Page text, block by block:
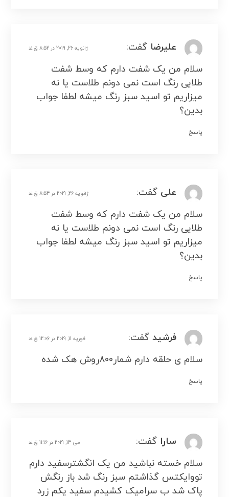
علیرضا گفت: ژانویه 26, 2019 در 8:52 ق.ظ
سلام من یک شفت دارم که وسط شفت
طلایی رنگ است نمی دونم طلاست یا نه
میزاریم تو اسید سبز رنگ میشه لطفا جواب
بدین؟
پاسخ
علی گفت: ژانویه 26, 2019 در 8:54 ق.ظ
سلام من یک شفت دارم که وسط شفت
طلایی رنگ است نمی دونم طلاست یا نه
میزاریم تو اسید سبز رنگ میشه لطفا جواب
بدین؟
پاسخ
فرشید گفت: فوریه 11, 2019 در 12:06 ق.ظ
سلام ی حلقه دارم شمار800روش هک شده
پاسخ
سارا گفت: می 13, 2019 در 11:16 ق.ظ
سلام خسته نباشید من یک انگشترسفید دارم
تووایکتس گذاشتم سبز رنگ شد باز رنگش
پاک شد ب سرامیک کشیدم سفید یکم زرد